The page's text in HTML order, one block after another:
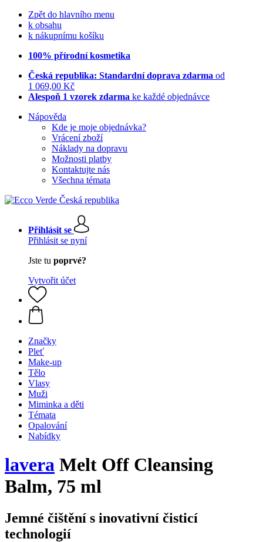
Zpět do hlavního menu
k obsahu
k nákupnímu košíku
100% přírodní kosmetika
Česká republika: Standardní doprava zdarma od
1 069,00 Kč
Alespoň 1 vzorek zdarma ke každé objednávce
Nápověda
Kde je moje objednávka?
Vrácení zboží
Náklady na dopravu
Možnosti platby
Kontaktujte nás
Všechna témata
Přihlásit se
Přihlásit se nyní
Jste tu poprvé?
Vytvořit účet
Značky
Pleť
Make-up
Tělo
Vlasy
Muži
Miminka a děti
Témata
Opalování
Nabídky
lavera Melt Off Cleansing
Balm, 75 ml
Jemné čištění s inovativní čisticí
technologií